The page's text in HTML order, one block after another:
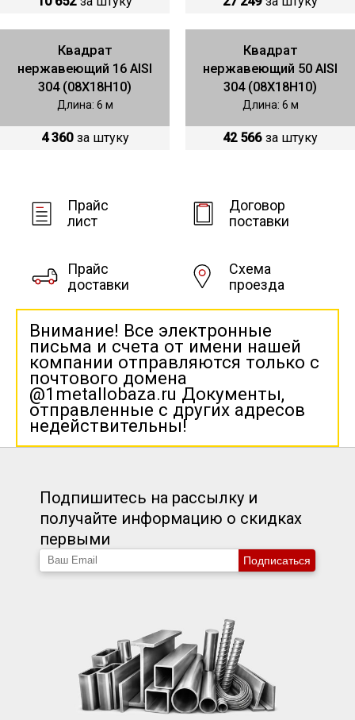
Квадрат
нержавеющий 16 AISI
304 (08Х18Н10)
Длина: 6 м
4 360 за штуку
Квадрат
нержавеющий 50 AISI
304 (08Х18Н10)
Длина: 6 м
42 566 за штуку
Прайс
лист
Договор
поставки
Прайс
доставки
Схема
проезда
Внимание! Все электронные
письма и счета от имени нашей
компании отправляются только с
почтового домена
@1metallobaza.ru Документы,
отправленные с других адресов
недействительны!
Подпишитесь на рассылку и
получайте информацию о скидках
первыми
Подписаться